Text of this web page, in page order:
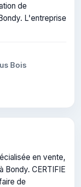
de
L'entreprise
Bois
en vente,
Bondy. CERTIFIE
de